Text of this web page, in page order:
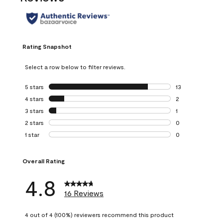
Rating Snapshot
Select a row below to filter reviews.
5 stars stars
13
13 reviews with
4 stars stars
2
2 reviews with 4
3 stars stars
1
1 review with 3
2 stars stars
0
0 reviews with 2
1 star stars
0
Overall Rating
4.8 16 Reviews
4 out of 4 (100%) reviewers recommend this product